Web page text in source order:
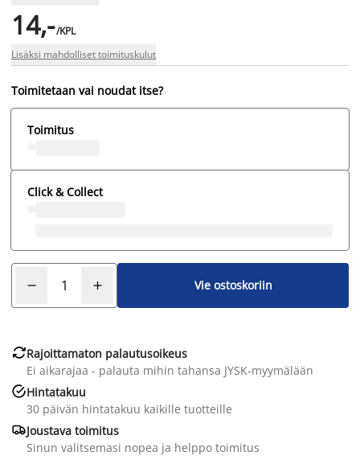
14,-/KPL
Lisäksi mahdolliset toimituskulut
Toimitetaan vai noudat itse?
Toimitus
Click & Collect
Vie ostoskoriin
Rajoittamaton palautusoikeus
Ei aikarajaa - palauta mihin tahansa JYSK-myymälään
Hintatakuu
30 päivän hintatakuu kaikille tuotteille
Joustava toimitus
Sinun valitsemasi nopea ja helppo toimitus